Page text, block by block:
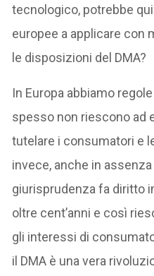
tecnologico, potrebbe
europee a applicare con
le disposizioni del DMA?
In Europa abbiamo
spesso non riescono ad
tutelare i consumatori e
invece, anche in
giurisprudenza fa diritto
oltre cent’anni e così
gli interessi di
il DMA è una vera